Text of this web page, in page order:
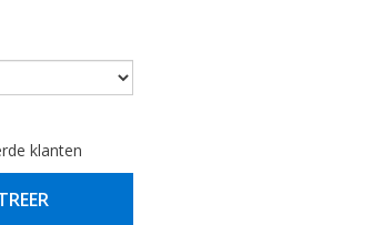
klanten